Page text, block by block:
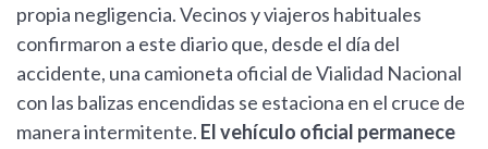
propia negligencia. Vecinos y viajeros habituales
confirmaron a este diario que, desde el día del
accidente, una camioneta oficial de Vialidad Nacional
con las balizas encendidas se estaciona en el cruce de
manera intermitente. El vehículo oficial permanece